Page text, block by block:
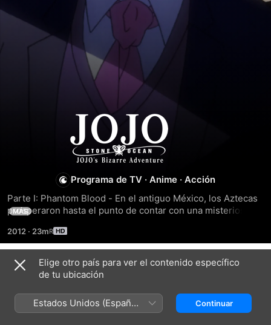
JoJo
no
Kimyō
na
Bōken
Programa de TV · Anime · Acción
Parte I: Phantom Blood - En el antiguo México, los Aztecas
prosperaron hasta el punto de contar con una misteriosa
poder del verdadero gobernante a quien la porta. Pero la
máscara un día desapareció sin dejar rastro. No es hasta el
siglo XIX cuando es rescatada, y eso cambiará por completo
la vida de Jonathan Joestar y Dio Brando, dos...
MÁS
2012 · 23m
Temporada 1
Elige otro país para ver el contenido específico
de tu ubicación
Estados Unidos (Español
México)
Continuar